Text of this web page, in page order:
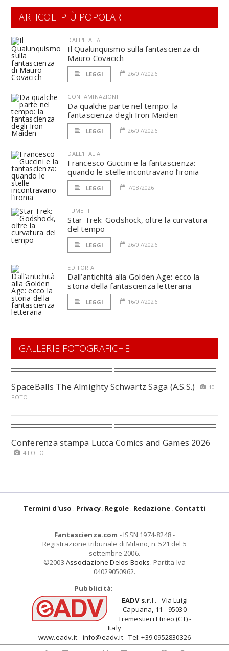
ARTICOLI PIÙ POPOLARI
DALL'ITALIA
Il Qualunquismo sulla fantascienza di
Mauro Covacich
LEGGI 26/07/2026
CONTAMINAZIONI
Da qualche parte nel tempo: la
fantascienza degli Iron Maiden
LEGGI 26/07/2026
DALL'ITALIA
Francesco Guccini e la fantascienza:
quando le stelle incontravano l’ironia
LEGGI 7/08/2026
FUMETTI
Star Trek: Godshock, oltre la curvatura
del tempo
LEGGI 26/07/2026
EDITORIA
Dall’antichità alla Golden Age: ecco la
storia della fantascienza letteraria
LEGGI 16/07/2026
GALLERIE FOTOGRAFICHE
SpaceBalls The Almighty Schwartz Saga (A.S.S.)
10
FOTO
Conferenza stampa Lucca Comics and Games 2026
4 FOTO
Termini d'uso Privacy Regole Redazione Contatti
Fantascienza.com - ISSN 1974-8248 -
Registrazione tribunale di Milano, n. 521 del 5
settembre 2006.
©2003 Associazione Delos Books. Partita Iva
04029050962.
Pubblicità:
EADV s.r.l. - Via Luigi
Capuana, 11 - 95030
Tremestieri Etneo (CT) -
Italy
www.eadv.it - info@eadv.it - Tel: +39.0952830326